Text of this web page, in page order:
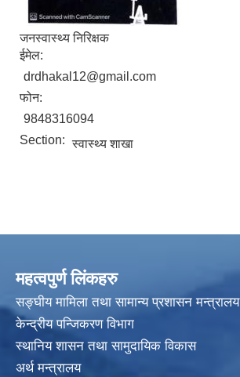
जनस्वास्थ्य निरिक्षक
ईमेल:
drdhakal12@gmail.com
फोन:
9848316094
Section: स्वास्थ्य शाखा
महत्वपुर्ण लिंकहरु
सङ्घीय मामिला तथा सामान्य प्रशासन मन्त्रालय
केन्द्रीय पन्जिकरण विभाग
स्थानिय शासन तथा सामुदायिक विकास
अर्थ मन्त्रालय